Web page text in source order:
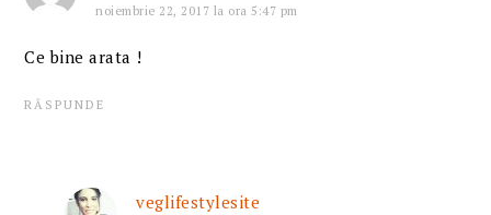
noiembrie 22, 2017 la ora 5:47 pm
Ce bine arata !
RĂSPUNDE
veglifestylesite